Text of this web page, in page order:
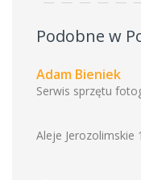
Podobne w
Adam Bieniek
Serwis sprzętu
Aleje Jerozolimskie